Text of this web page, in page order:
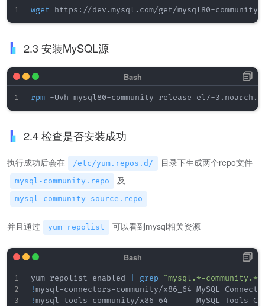
wget
2.3 安装MySQL源
rpm
2.4 检查是否安装成功
执行成功后会在 /etc/yum.repos.d/ 目录下生成两个repo文件
mysql-community.repo 及
mysql-community-source.repo
并且通过 yum repolist 可以看到mysql相关资源
yum repolist enabled grep
"mysql.*-community.*"
!mysql-connectors-community/x86_64
!mysql-tools-community/x86_64